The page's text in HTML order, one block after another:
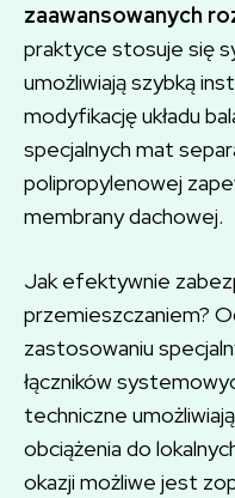
zaawansowanych
praktyce stosuje się
umożliwiają szybką
modyfikację układu
specjalnych mat
polipropylenowej
membrany dachowej.
Jak efektywnie
przemieszczaniem?
zastosowaniu
łączników
techniczne
obciążenia do
okazji możliwe jest